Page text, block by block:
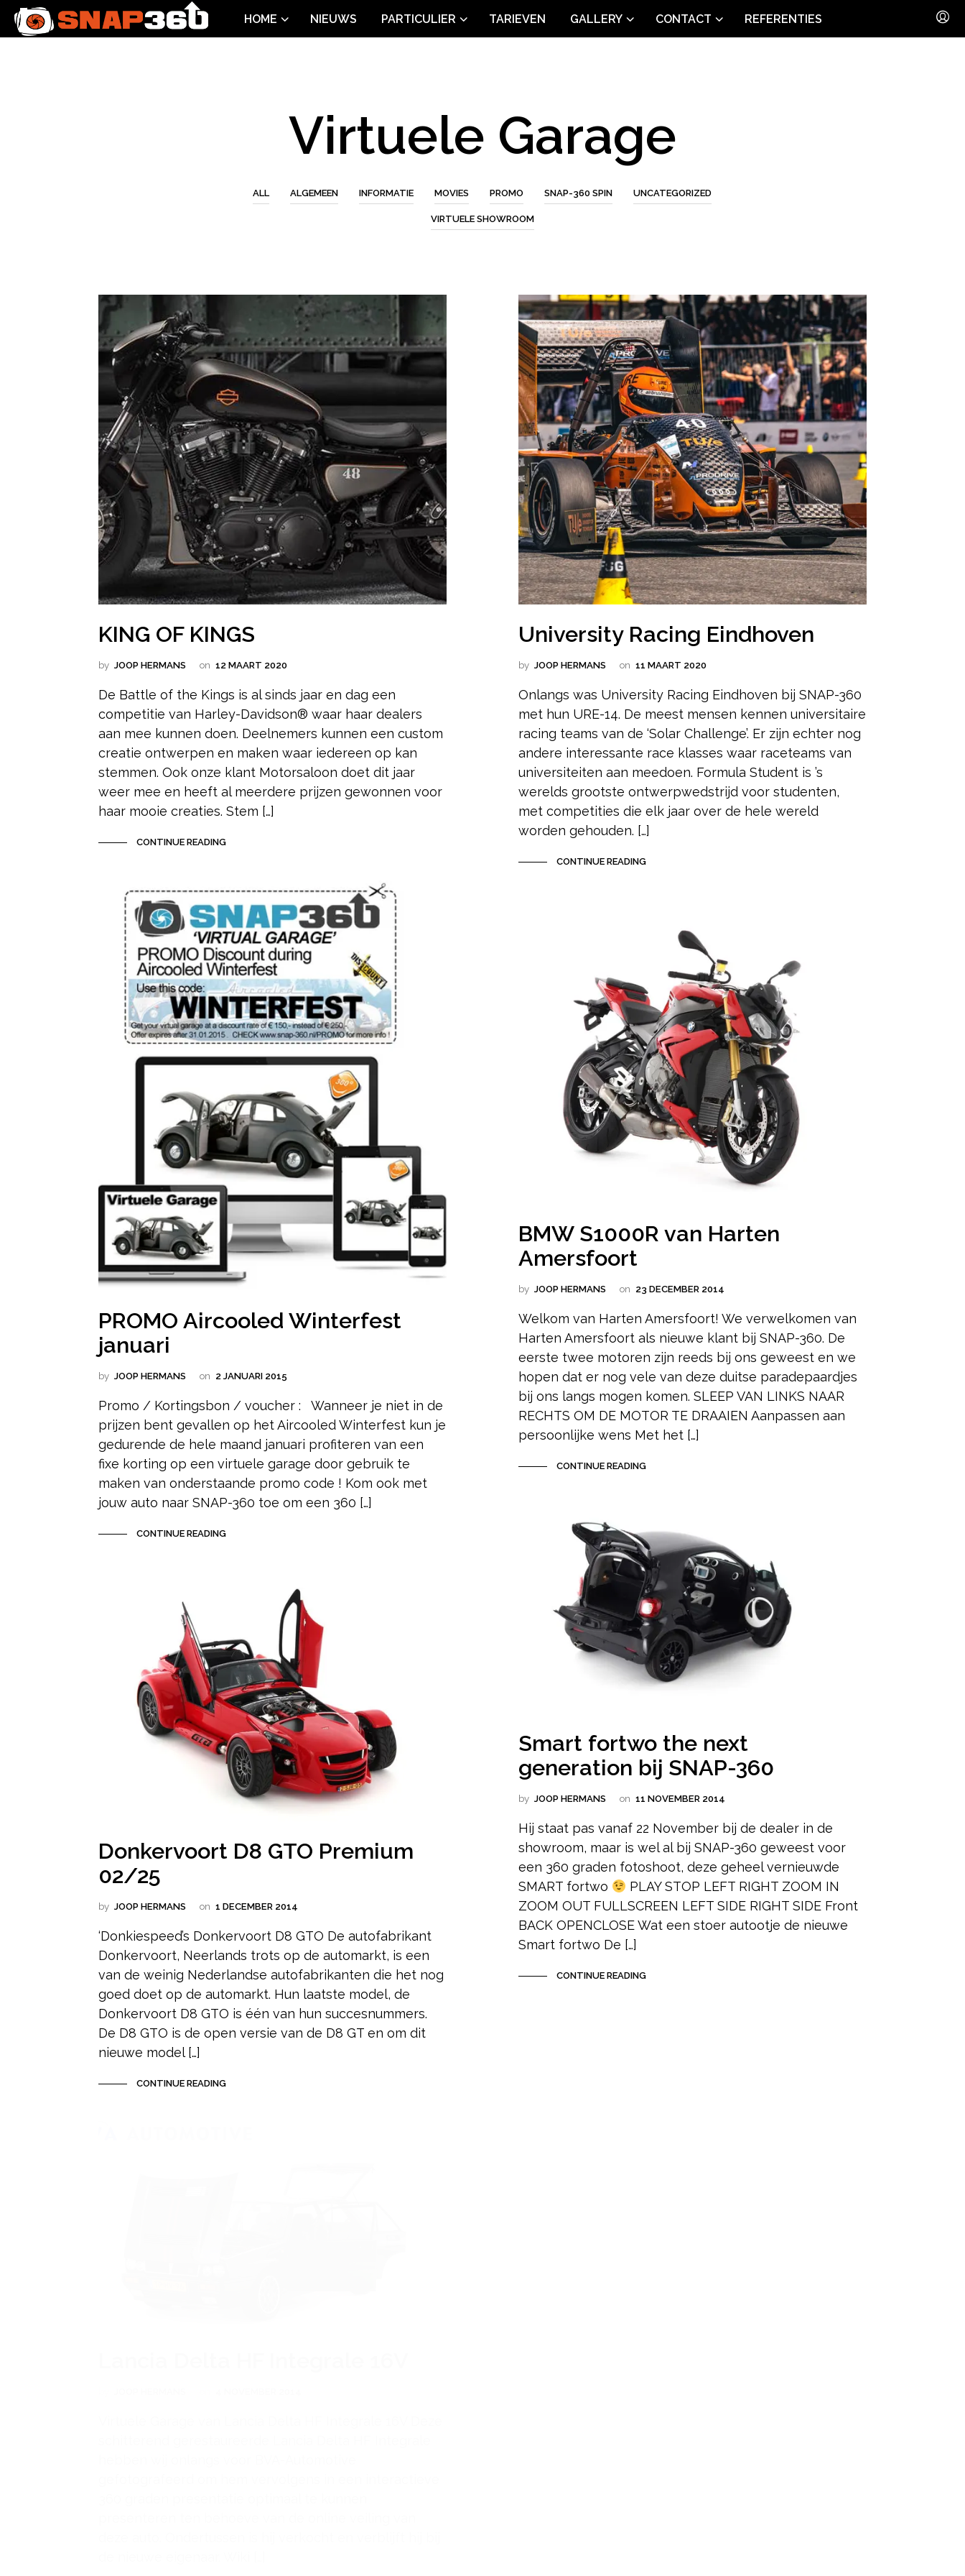
HOME NIEUWS PARTICULIER TARIEVEN GALLERY CONTACT REFERENTIES
Virtuele Garage
ALL ALGEMEEN INFORMATIE MOVIES PROMO SNAP-360 SPIN UNCATEGORIZED
VIRTUELE SHOWROOM
KING OF KINGS
by JOOP HERMANS on 12 MAART 2020
De Battle of the Kings is al sinds jaar en dag een
competitie van Harley-Davidson® waar haar dealers
aan mee kunnen doen. Deelnemers kunnen een custom
creatie ontwerpen en maken waar iedereen op kan
stemmen. Ook onze klant Motorsaloon doet dit jaar
weer mee en heeft al meerdere prijzen gewonnen voor
haar mooie creaties. Stem […]
CONTINUE READING
PROMO Aircooled Winterfest
januari
by JOOP HERMANS on 2 JANUARI 2015
Promo / Kortingsbon / voucher : Wanneer je niet in de
prijzen bent gevallen op het Aircooled Winterfest kun je
gedurende de hele maand januari profiteren van een
fixe korting op een virtuele garage door gebruik te
maken van onderstaande promo code ! Kom ook met
jouw auto naar SNAP-360 toe om een 360 […]
CONTINUE READING
Donkervoort D8 GTO Premium
02/25
by JOOP HERMANS on 1 DECEMBER 2014
‘Donkiespeed’s Donkervoort D8 GTO De autofabrikant
Donkervoort, Neerlands trots op de automarkt, is een
van de weinig Nederlandse autofabrikanten die het nog
goed doet op de automarkt. Hun laatste model, de
Donkervoort D8 GTO is één van hun succesnummers.
De D8 GTO is de open versie van de D8 GT en om dit
nieuwe model […]
CONTINUE READING
University Racing Eindhoven
by JOOP HERMANS on 11 MAART 2020
Onlangs was University Racing Eindhoven bij SNAP-360
met hun URE-14. De meest mensen kennen universitaire
racing teams van de ‘Solar Challenge’. Er zijn echter nog
andere interessante race klasses waar raceteams van
universiteiten aan meedoen. Formula Student is ’s
werelds grootste ontwerpwedstrijd voor studenten,
met competities die elk jaar over de hele wereld
worden gehouden. […]
CONTINUE READING
BMW S1000R van Harten
Amersfoort
by JOOP HERMANS on 23 DECEMBER 2014
Welkom van Harten Amersfoort! We verwelkomen van
Harten Amersfoort als nieuwe klant bij SNAP-360. De
eerste twee motoren zijn reeds bij ons geweest en we
hopen dat er nog vele van deze duitse paradepaardjes
bij ons langs mogen komen. SLEEP VAN LINKS NAAR
RECHTS OM DE MOTOR TE DRAAIEN Aanpassen aan
persoonlijke wens Met het […]
CONTINUE READING
Smart fortwo the next
generation bij SNAP-360
by JOOP HERMANS on 11 NOVEMBER 2014
Hij staat pas vanaf 22 November bij de dealer in de
showroom, maar is wel al bij SNAP-360 geweest voor
een 360 graden fotoshoot, deze geheel vernieuwde
SMART fortwo
PLAY STOP LEFT RIGHT ZOOM IN
ZOOM OUT FULLSCREEN LEFT SIDE RIGHT SIDE Front
BACK OPENCLOSE Wat een stoer autootje de nieuwe
Smart fortwo De […]
CONTINUE READING